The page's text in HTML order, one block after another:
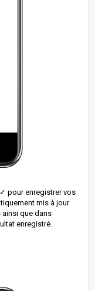
pour enregistrer vos
mis à jour
ainsi que dans
enregistré.